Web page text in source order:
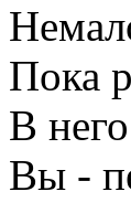
Пока
В
Вы -